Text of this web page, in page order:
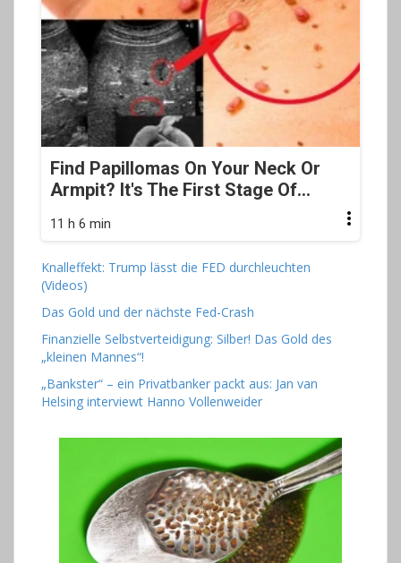
Find Papillomas On Your Neck Or
Armpit? It's The First Stage Of...
11 h 6 min
Knalleffekt: Trump lässt die FED durchleuchten
(Videos)
Das Gold und der nächste Fed-Crash
Finanzielle Selbstverteidigung: Silber! Das Gold des
„kleinen Mannes“!
„Bankster“ – ein Privatbanker packt aus: Jan van
Helsing interviewt Hanno Vollenweider